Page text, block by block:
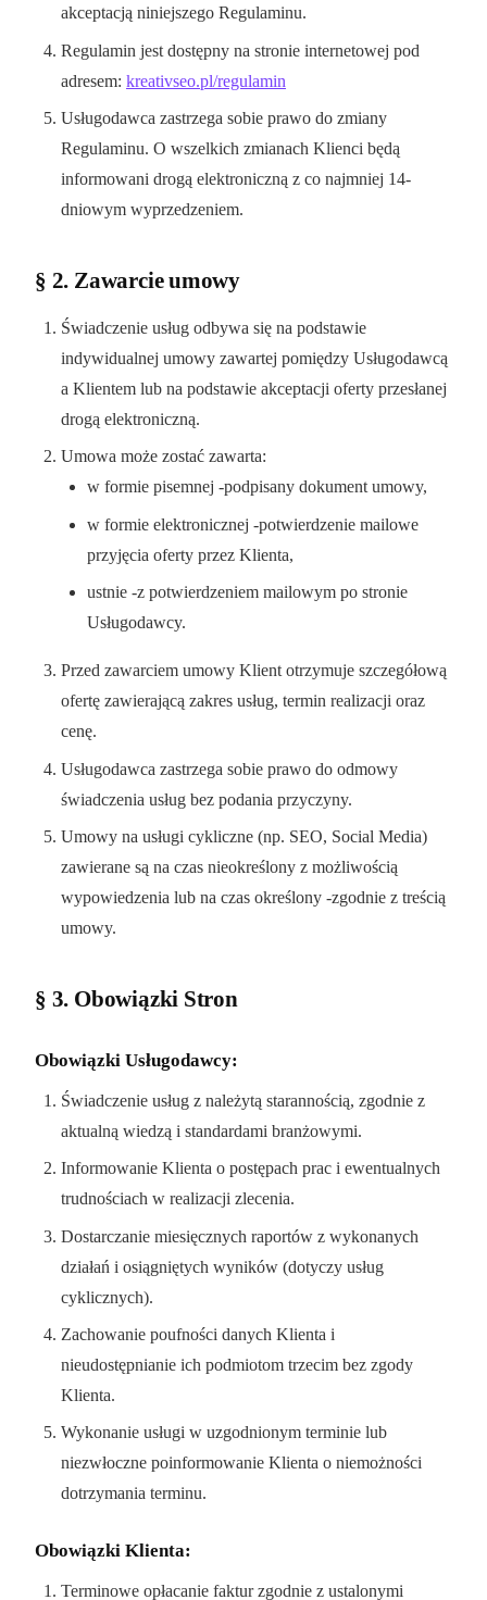
akceptacją niniejszego Regulaminu.
Regulamin jest dostępny na stronie internetowej pod
adresem: kreativseo.pl/regulamin
Usługodawca zastrzega sobie prawo do zmiany
Regulaminu. O wszelkich zmianach Klienci będą
informowani drogą elektroniczną z co najmniej 14-
dniowym wyprzedzeniem.
§ 2. Zawarcie umowy
Świadczenie usług odbywa się na podstawie
indywidualnej umowy zawartej pomiędzy Usługodawcą
a Klientem lub na podstawie akceptacji oferty przesłanej
drogą elektroniczną.
Umowa może zostać zawarta:
w formie pisemnej -podpisany dokument umowy,
w formie elektronicznej -potwierdzenie mailowe
przyjęcia oferty przez Klienta,
ustnie -z potwierdzeniem mailowym po stronie
Usługodawcy.
Przed zawarciem umowy Klient otrzymuje szczegółową
ofertę zawierającą zakres usług, termin realizacji oraz
cenę.
Usługodawca zastrzega sobie prawo do odmowy
świadczenia usług bez podania przyczyny.
Umowy na usługi cykliczne (np. SEO, Social Media)
zawierane są na czas nieokreślony z możliwością
wypowiedzenia lub na czas określony -zgodnie z treścią
umowy.
§ 3. Obowiązki Stron
Obowiązki Usługodawcy:
Świadczenie usług z należytą starannością, zgodnie z
aktualną wiedzą i standardami branżowymi.
Informowanie Klienta o postępach prac i ewentualnych
trudnościach w realizacji zlecenia.
Dostarczanie miesięcznych raportów z wykonanych
działań i osiągniętych wyników (dotyczy usług
cyklicznych).
Zachowanie poufności danych Klienta i
nieudostępnianie ich podmiotom trzecim bez zgody
Klienta.
Wykonanie usługi w uzgodnionym terminie lub
niezwłoczne poinformowanie Klienta o niemożności
dotrzymania terminu.
Obowiązki Klienta:
Terminowe opłacanie faktur zgodnie z ustalonymi